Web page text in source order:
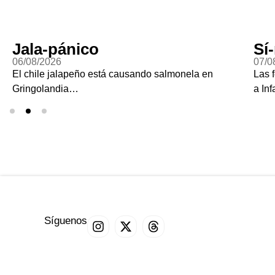
Jala-pánico
06/08/2026
El chile jalapeño está causando salmonela en
Gringolandia…
07/
Las
a
Síguenos